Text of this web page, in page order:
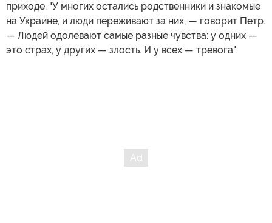
приходе. "У многих остались родственники и знакомые
на Украине, и люди переживают за них, — говорит Петр.
— Людей одолевают самые разные чувства: у одних —
это страх, у других — злость. И у всех — тревога".